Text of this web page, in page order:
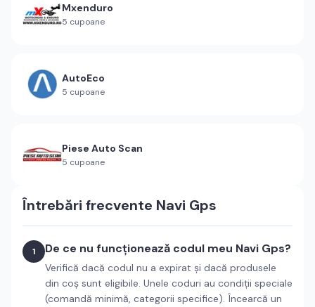
Mxenduro
5 cupoane
AutoEco
5 cupoane
Piese Auto Scan
5 cupoane
Întrebări frecvente Navi Gps
1 De ce nu funcționează codul meu Navi Gps?
Verifică dacă codul nu a expirat și dacă produsele
din coș sunt eligibile. Unele coduri au condiții speciale
(comandă minimă, categorii specifice). Încearcă un